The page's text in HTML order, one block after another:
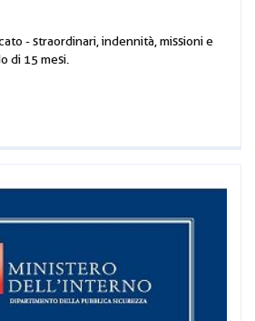
- straordinari, indennità, missioni e
di 15 mesi.